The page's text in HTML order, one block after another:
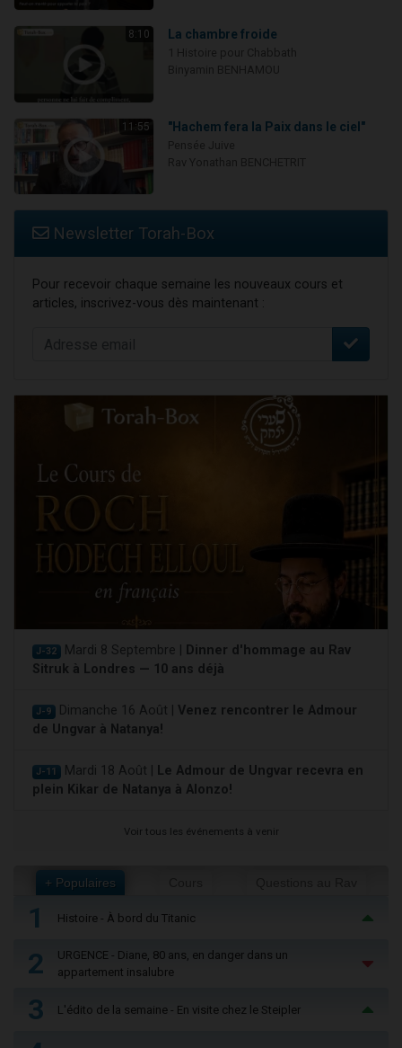
8:10 La chambre froide
11:55 "Hachem fera la Paix dans le ciel"
Newsletter Torah-Box
Pour recevoir chaque semaine les nouveaux cours et
articles, inscrivez-vous dès maintenant :
J-32 Mardi 8 Septembre |
Dinner d'hommage au Rav
Sitruk à Londres — 10 ans déjà
J-9 Dimanche 16 Août | Venez rencontrer le Admour
de Ungvar à Natanya!
J-11 Mardi 18 Août |
Le Admour de Ungvar recevra en
plein Kikar de Natanya à Alonzo!
Voir tous les événements à venir
+ Populaires
1 Histoire - À bord du Titanic
2
URGENCE - Diane, 80 ans, en danger dans un
appartement insalubre
3 L'édito de la semaine - En visite chez le Steipler